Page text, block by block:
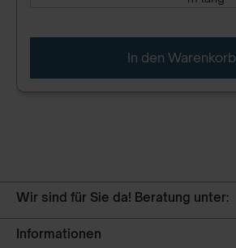
In den Warenkorb
Wir sind für Sie da! Beratung unter:
Informationen